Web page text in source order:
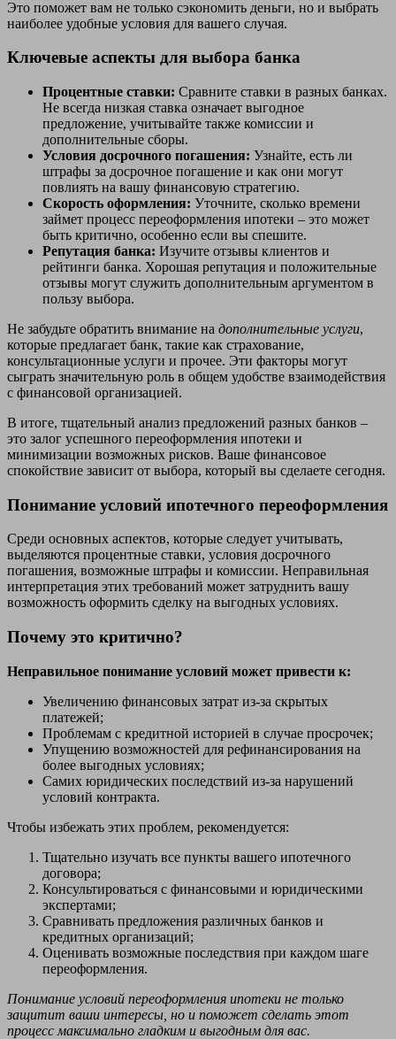
Это поможет вам не только сэкономить деньги, но и выбрать
наиболее удобные условия для вашего случая.
Ключевые аспекты для выбора банка
Процентные ставки: Сравните ставки в разных банках.
Не всегда низкая ставка означает выгодное
предложение, учитывайте также комиссии и
дополнительные сборы.
Условия досрочного погашения: Узнайте, есть ли
штрафы за досрочное погашение и как они могут
повлиять на вашу финансовую стратегию.
Скорость оформления: Уточните, сколько времени
займет процесс переоформления ипотеки – это может
быть критично, особенно если вы спешите.
Репутация банка: Изучите отзывы клиентов и
рейтинги банка. Хорошая репутация и положительные
отзывы могут служить дополнительным аргументом в
пользу выбора.
Не забудьте обратить внимание на дополнительные услуги,
которые предлагает банк, такие как страхование,
консультационные услуги и прочее. Эти факторы могут
сыграть значительную роль в общем удобстве взаимодействия
с финансовой организацией.
В итоге, тщательный анализ предложений разных банков –
это залог успешного переоформления ипотеки и
минимизации возможных рисков. Ваше финансовое
спокойствие зависит от выбора, который вы сделаете сегодня.
Понимание условий ипотечного переоформления
Среди основных аспектов, которые следует учитывать,
выделяются процентные ставки, условия досрочного
погашения, возможные штрафы и комиссии. Неправильная
интерпретация этих требований может затруднить вашу
возможность оформить сделку на выгодных условиях.
Почему это критично?
Неправильное понимание условий может привести к:
Увеличению финансовых затрат из-за скрытых
платежей;
Проблемам с кредитной историей в случае просрочек;
Упущению возможностей для рефинансирования на
более выгодных условиях;
Самих юридических последствий из-за нарушений
условий контракта.
Чтобы избежать этих проблем, рекомендуется:
Тщательно изучать все пункты вашего ипотечного
договора;
Консультироваться с финансовыми и юридическими
экспертами;
Сравнивать предложения различных банков и
кредитных организаций;
Оценивать возможные последствия при каждом шаге
переоформления.
Понимание условий переоформления ипотеки не только
защитит ваши интересы, но и поможет сделать этот
процесс максимально гладким и выгодным для вас.